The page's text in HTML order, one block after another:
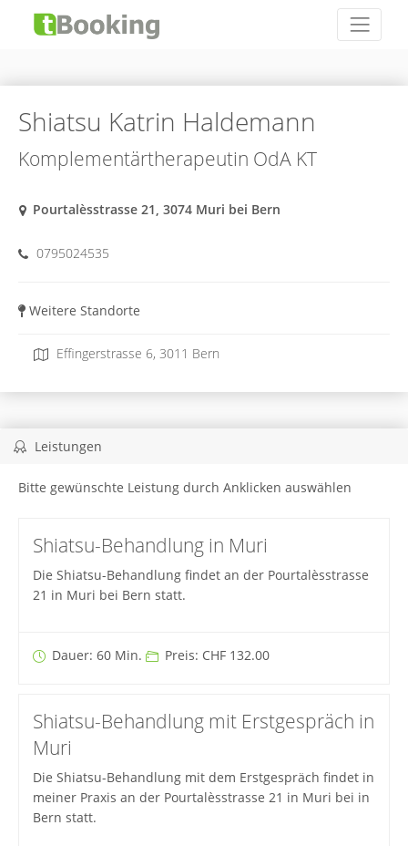
Shiatsu Katrin Haldemann
Komplementärtherapeutin OdA KT
Pourtalèsstrasse 21, 3074 Muri bei Bern
0795024535
Weitere Standorte
Effingerstrasse 6, 3011 Bern
Leistungen
Bitte gewünschte Leistung durch Anklicken auswählen
Shiatsu-Behandlung in Muri
Die Shiatsu-Behandlung findet an der Pourtalèsstrasse
21 in Muri bei Bern statt.
Dauer: 60 Min. Preis: CHF 132.00
Shiatsu-Behandlung mit Erstgespräch in
Muri
Die Shiatsu-Behandlung mit dem Erstgespräch findet in
meiner Praxis an der Pourtalèsstrasse 21 in Muri bei in
Bern statt.